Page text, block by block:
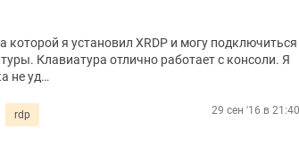
я установил XRDP и могу подключиться
Клавиатура отлично работает с консоли. Я
не уд…
rdp 29 сен '16 в 21:40